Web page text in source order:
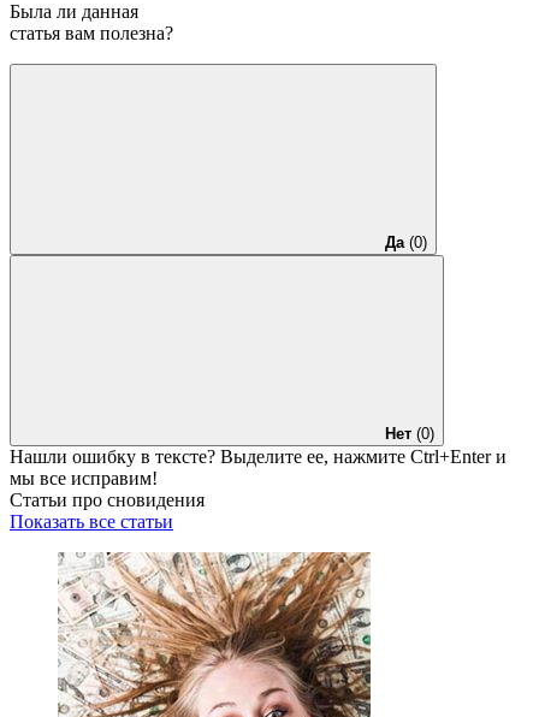
Была ли данная
статья вам полезна?
Да(0)
Нет (0)
Нашли ошибку в тексте? Выделите ее, нажмите Ctrl+Enterи
мы все исправим!
Статьи про сновидения
Показать все статьи